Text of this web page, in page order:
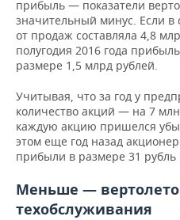
прибыль — показатели
значительный минус. Если в
от продаж составляла 4,8
полугодия 2016 года
размере 1,5 млрд рублей.
Учитывая, что за год у
количество акций — на 7
каждую акцию пришелся
этом еще год назад
прибыли в размере 31
Меньше —
техобслуживания